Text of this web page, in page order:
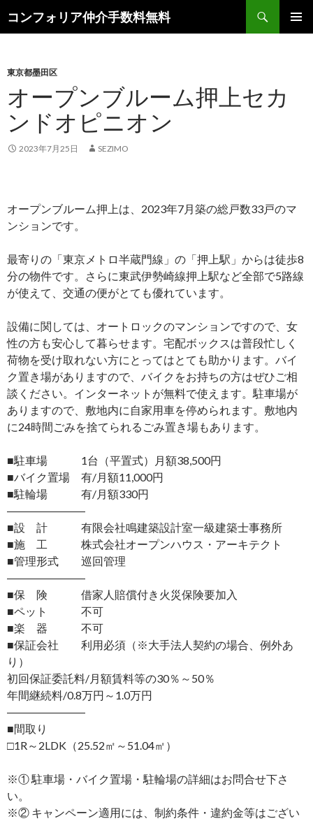
コンフォリア仲介手数料無料
索
ン
へ
ス
キ
ッ
東京都墨田区
オープンブルーム押上セカ
ンドオピニオン
2023年7月25日 SEZIMO
オープンブルーム押上は、2023年7月築の総戸数33戸のマ
ンションです。
最寄りの「東京メトロ半蔵門線」の「押上駅」からは徒歩8
分の物件です。さらに東武伊勢崎線押上駅など全部で5路線
が使えて、交通の便がとても優れています。
設備に関しては、オートロックのマンションですので、女
性の方も安心して暮らせます。宅配ボックスは普段忙しく
荷物を受け取れない方にとってはとても助かります。バイ
ク置き場がありますので、バイクをお持ちの方はぜひご相
談ください。インターネットが無料で使えます。駐車場が
ありますので、敷地内に自家用車を停められます。敷地内
に24時間ごみを捨てられるごみ置き場もあります。
■駐車場 1台（平置式）月額38,500円
■バイク置場 有/月額11,000円
■駐輪場 有/月額330円
―――――――
■設 計 有限会社鳴建築設計室一級建築士事務所
■施 工 株式会社オープンハウス・アーキテクト
■管理形式 巡回管理
―――――――
■保 険 借家人賠償付き火災保険要加入
■ペット 不可
■楽 器 不可
■保証会社 利用必須（※大手法人契約の場合、例外あ
り）
初回保証委託料/月額賃料等の30％～50％
年間継続料/0.8万円～1.0万円
―――――――
■間取り
□1R～2LDK（25.52㎡～51.04㎡）
※① 駐車場・バイク置場・駐輪場の詳細はお問合せ下さ
い。
※② キャンペーン適用には、制約条件・違約金等はござい